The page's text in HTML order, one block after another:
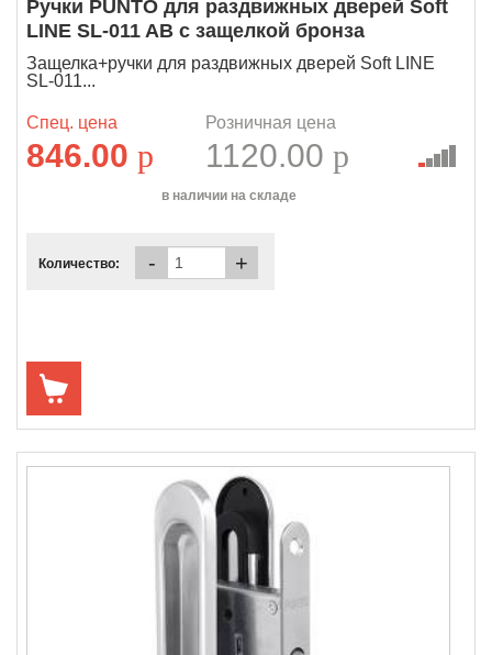
Ручки PUNTO для раздвижных дверей Soft
LINE SL-011 AB с защелкой бронза
Защелка+ручки для раздвижных дверей Soft LINE
SL-011...
Спец. цена
846.00 p
Розничная цена
1120.00 p
в наличии на складе
Количество: - +